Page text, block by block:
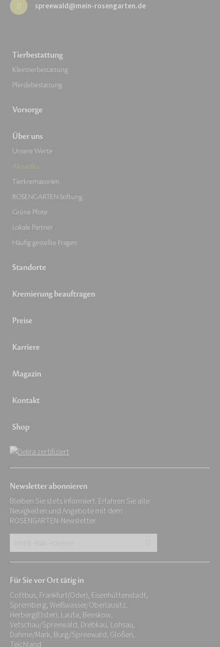
spreewald@mein-rosengarten.de
Tierbestattung
Kleintierbestattung
Pferdebestattung
Vorsorge
Über uns
Unsere Werte
Aktuelles
Tierkrematorien
ROSENGARTEN-Stiftung
Grüne Pfote
Lokale Partner
Häufig gestellte Fragen
Standorte
Kremierung beauftragen
Preise
Karriere
Magazin
Kontakt
Shop
Newsletter abonnieren
Bleiben Sie stets informiert. Erfahren Sie alle
Neuigkeiten und Angebote mit dem
ROSENGARTEN-Newsletter.
Adresse:
*
Für Sie vor Ort tätig in
Cottbus, Frankfurt(Oder), Eisenhüttenstadt,
Spremberg, Weißwasser/Oberlausitz,
Herberg(Elster), Lauta, Beeskow,
Vetschau/Spreewald, Drebkau, Lohsau,
Dahme/Mark, Burg/Spreewald, Gloßen,
Teichland